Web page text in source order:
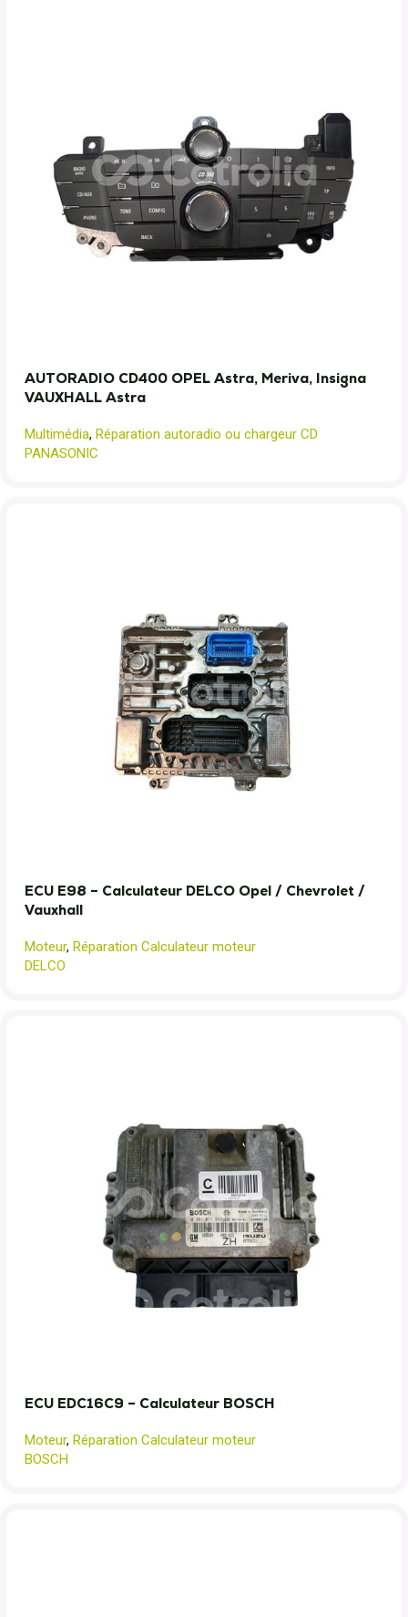
AUTORADIO CD400 OPEL Astra, Meriva, Insigna
VAUXHALL Astra
Multimédia, Réparation autoradio ou chargeur CD
PANASONIC
ECU E98 – Calculateur DELCO Opel / Chevrolet /
Vauxhall
Moteur, Réparation Calculateur moteur
DELCO
ECU EDC16C9 – Calculateur BOSCH
Moteur, Réparation Calculateur moteur
BOSCH